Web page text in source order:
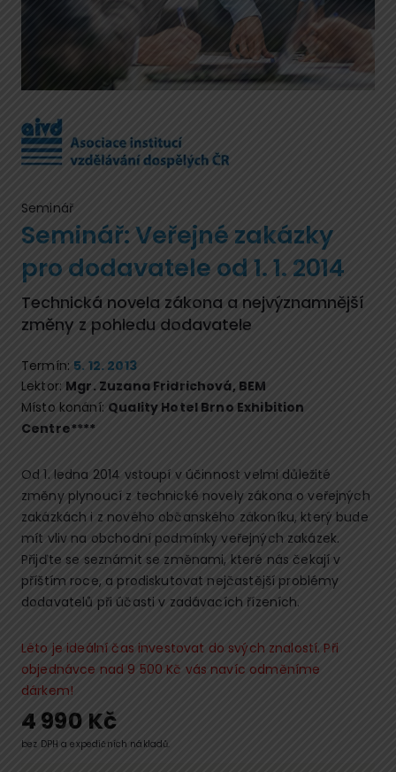
Seminář
Seminář: Veřejné zakázky
pro dodavatele od 1. 1. 2014
Technická novela zákona a nejvýznamnější
změny z pohledu dodavatele
Termín: 5. 12. 2013
Lektor: Mgr. Zuzana Fridrichová, BEM
Místo konání: Quality Hotel Brno Exhibition
Centre****
Od 1. ledna 2014 vstoupí v účinnost velmi důležité
změny plynoucí z technické novely zákona o veřejných
zakázkách i z nového občanského zákoníku, který bude
mít vliv na obchodní podmínky veřejných zakázek.
Přijďte se seznámit se změnami, které nás čekají v
příštím roce, a prodiskutovat nejčastější problémy
dodavatelů při účasti v zadávacích řízeních.
Léto je ideální čas investovat do svých znalostí. Při
objednávce nad 9 500 Kč vás navíc odměníme
dárkem!
4 990 Kč
bez DPH a expedičních nákladů.